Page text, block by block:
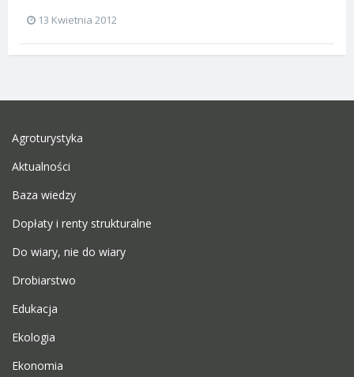
13 Kwietnia 2012
Agroturystyka
Aktualności
Baza wiedzy
Dopłaty i renty strukturalne
Do wiary, nie do wiary
Drobiarstwo
Edukacja
Ekologia
Ekonomia